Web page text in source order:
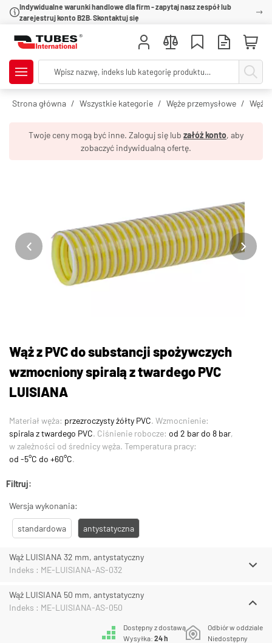
Indywidualne warunki handlowe dla firm - zapytaj nasz zespół lub
zarejestruj konto B2B. Skontaktuj się
Strona główna Wszystkie kategorie Węże przemysłowe Węże
Twoje ceny mogą być inne. Zaloguj się lub załóż konto, aby
zobaczyć indywidualną ofertę.
Wąż z PVC do substancji spożywczych
wzmocniony spiralą z twardego PVC
LUISIANA
Materiał węża: przezroczysty żółty PVC. Wzmocnienie:
spirala z twardego PVC. Ciśnienie robocze: od 2 bar do 8 bar,
w zależności od średnicy węża. Temperatura pracy:
od -5°C do +60°C.
Filtruj:
Wersja wykonania:
standardowa antystatyczna
Wąż LUISIANA 32 mm, antystatyczny
Indeks : ME-LUISIANA-AS-032
Wąż LUISIANA 50 mm, antystatyczny
Indeks : ME-LUISIANA-AS-050
Dostępny z dostawą
Wysyłka: 24 h
Odbiór w oddziale
Niedostępny